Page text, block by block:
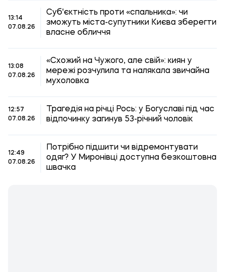
13:14
07.08.26
Суб'єктність проти «спальника»: чи
зможуть міста-супутники Києва зберегти
власне обличчя
13:08
07.08.26
«Схожий на Чужого, але свій»: киян у
мережі розчулила та налякала звичайна
мухоловка
12:57
07.08.26
Трагедія на річці Рось: у Богуславі під час
відпочинку загинув 53-річний чоловік
12:49
07.08.26
Потрібно підшити чи відремонтувати
одяг? У Миронівці доступна безкоштовна
швачка